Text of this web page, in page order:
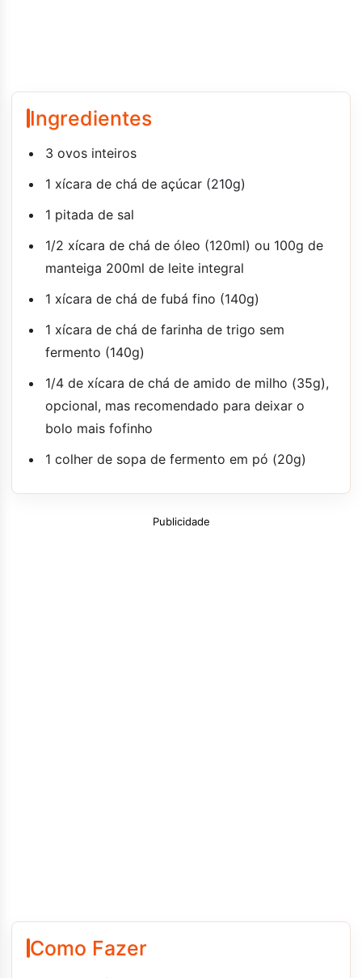
Ingredientes
3 ovos inteiros
1 xícara de chá de açúcar (210g)
1 pitada de sal
1/2 xícara de chá de óleo (120ml) ou 100g de
manteiga 200ml de leite integral
1 xícara de chá de fubá fino (140g)
1 xícara de chá de farinha de trigo sem
fermento (140g)
1/4 de xícara de chá de amido de milho (35g),
opcional, mas recomendado para deixar o
bolo mais fofinho
1 colher de sopa de fermento em pó (20g)
Publicidade
Como Fazer